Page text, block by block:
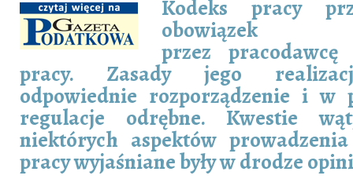
Kodeks pracy
obowiązek
przez
pracy. Zasady jego
odpowiednie rozporządzenie i w
regulacje odrębne. Kwestie
niektórych aspektów
pracy wyjaśniane były w drodze